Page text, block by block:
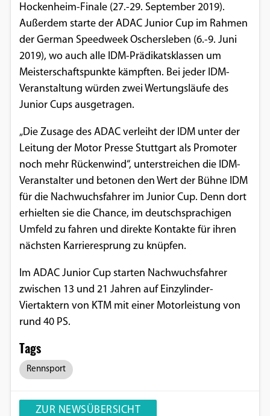
Hockenheim-Finale (27.-29. September 2019).
Außerdem starte der ADAC Junior Cup im Rahmen
der German Speedweek Oschersleben (6.-9. Juni
2019), wo auch alle IDM-Prädikatsklassen um
Meisterschaftspunkte kämpften. Bei jeder IDM-
Veranstaltung würden zwei Wertungsläufe des
Junior Cups ausgetragen.
„Die Zusage des ADAC verleiht der IDM unter der
Leitung der Motor Presse Stuttgart als Promoter
noch mehr Rückenwind“, unterstreichen die IDM-
Veranstalter und betonen den Wert der Bühne IDM
für die Nachwuchsfahrer im Junior Cup. Denn dort
erhielten sie die Chance, im deutschsprachigen
Umfeld zu fahren und direkte Kontakte für ihren
nächsten Karrieresprung zu knüpfen.
Im ADAC Junior Cup starten Nachwuchsfahrer
zwischen 13 und 21 Jahren auf Einzylinder-
Viertaktern von KTM mit einer Motorleistung von
rund 40 PS.
Tags
Rennsport
ZUR NEWSÜBERSICHT
EXTERNE MEDIEN
Um Inhalte von Videoplattformen und
Social Media Plattformen anzeigen zu
können, werden von diesen externen
Medien Cookies gesetzt.
YouTube
Vimeo
Anbieter: